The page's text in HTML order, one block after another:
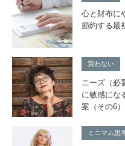
心と財布に
節約する最
買わない
ニーズ（必
に敏感にな
案（その6
ミニマム思